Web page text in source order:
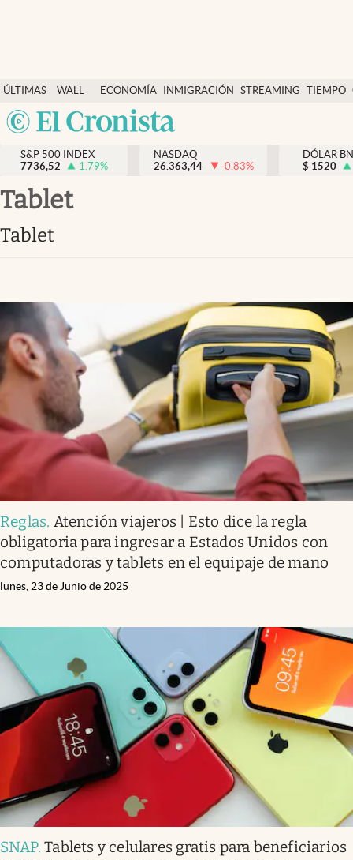
ÚLTIMAS
NOTICIAS
WALL
STREET
Y
DÓLAR
ECONOMÍA INMIGRACIÓN STREAMING TIEMPO
México
Finanzas y economía
Wall Street y dólar
Inmigración
Tiempo
Ciencia y salud
Streaming
PC y mobile
Lifestyle
USA
S&P 500 INDEX
7736,52
1.79%
NASDAQ
26.363,44
-0.83%
DÓLAR
$ 1520
tablet
tablet
Reglas. Atención viajeros | Esto dice la regla
obligatoria para ingresar a Estados Unidos con
computadoras y tablets en el equipaje de mano
lunes, 23 de Junio de 2025
SNAP.Tablets y celulares gratis para beneficiarios